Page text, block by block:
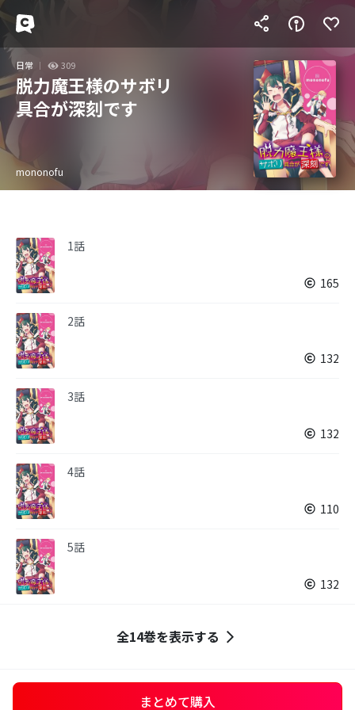
日常 309
脱力魔王様のサボリ
具合が深刻です
mononofu
1話
165
2話
132
3話
132
4話
110
5話
132
全14巻を表示する
まとめて購入